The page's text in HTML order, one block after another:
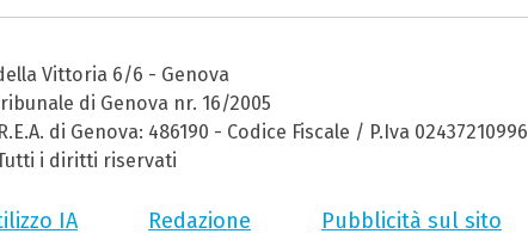
Vittoria 6/6 - Genova
di Genova nr. 16/2005
di Genova: 486190 - Codice Fiscale / P.Iva 02437210996
i diritti riservati
IA Redazione Pubblicità sul sito